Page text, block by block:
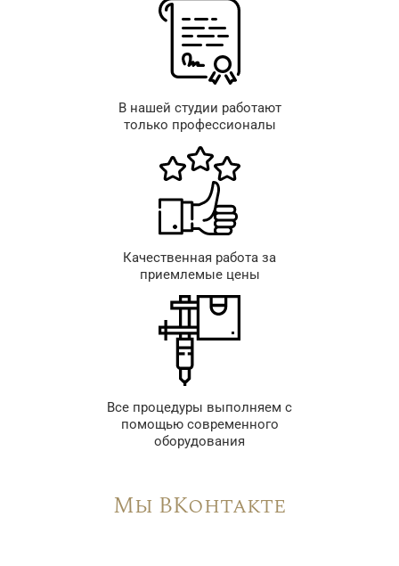
В нашей студии работают
только профессионалы
Качественная работа за
приемлемые цены
Все процедуры выполняем с
помощью современного
оборудования
Мы ВКонтакте